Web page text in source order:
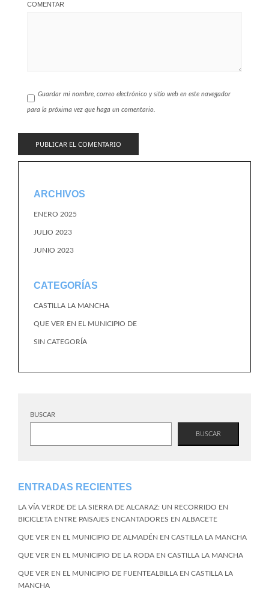
COMENTAR
Guardar mi nombre, correo electrónico y sitio web en este navegador
para la próxima vez que haga un comentario.
ARCHIVOS
ENERO 2025
JULIO 2023
JUNIO 2023
CATEGORÍAS
CASTILLA LA MANCHA
QUE VER EN EL MUNICIPIO DE
SIN CATEGORÍA
BUSCAR
BUSCAR
ENTRADAS RECIENTES
LA VÍA VERDE DE LA SIERRA DE ALCARAZ: UN RECORRIDO EN
BICICLETA ENTRE PAISAJES ENCANTADORES EN ALBACETE
QUE VER EN EL MUNICIPIO DE ALMADÉN EN CASTILLA LA MANCHA
QUE VER EN EL MUNICIPIO DE LA RODA EN CASTILLA LA MANCHA
QUE VER EN EL MUNICIPIO DE FUENTEALBILLA EN CASTILLA LA
MANCHA